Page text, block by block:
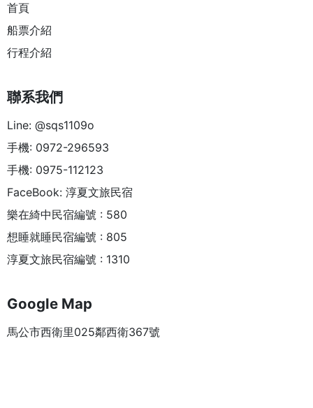
首頁
船票介紹
行程介紹
聯系我們
Line: @sqs1109o
手機: 0972-296593
手機: 0975-112123
FaceBook: 淳夏文旅民宿
樂在綺中民宿編號 : 580
想睡就睡民宿編號 : 805
淳夏文旅民宿編號 : 1310
Google Map
馬公市西衛里025鄰西衛367號